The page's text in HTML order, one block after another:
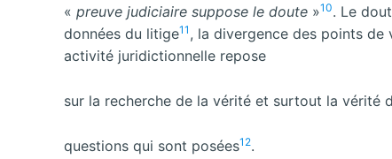
« preuve judiciaire suppose le doute »10. Le
données du litige11 , la divergence des points de
activité juridictionnelle repose
sur la recherche de la vérité et surtout la vérité
questions qui sont posées12.